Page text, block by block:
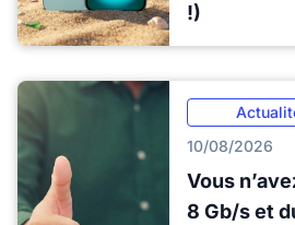
!)
10/08/2026
Vous
8 Gb/s et